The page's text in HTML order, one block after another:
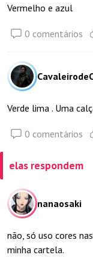
Vermelho e azul
0 comentários
Verde lima . Uma
0 comentários
elas respondem
nanaosaki
não, só uso cores
minha cartela.